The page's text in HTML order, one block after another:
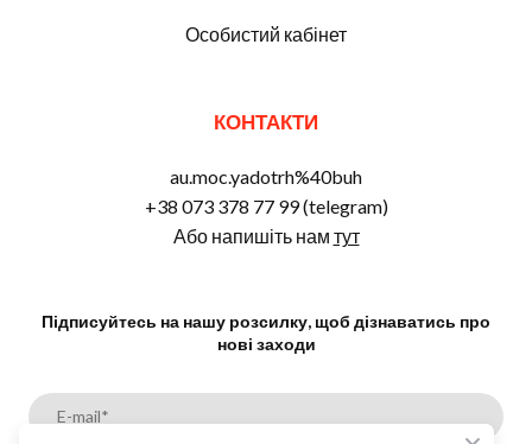
Особистий кабінет
КОНТАКТИ
au.moc.yadotrh%40buh
+38 073 378 77 99 (telegram)
Або напишіть нам тут
Підписуйтесь на нашу розсилку, щоб дізнаватись про
нові заходи